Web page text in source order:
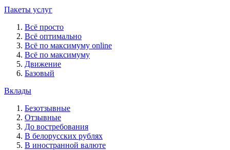
Пакеты услуг
Всё просто
Всё оптимально
Всё по максимуму online
Всё по максимуму
Движение
Базовый
Вклады
Безотзывные
Отзывные
До востребования
В белорусских рублях
В иностранной валюте